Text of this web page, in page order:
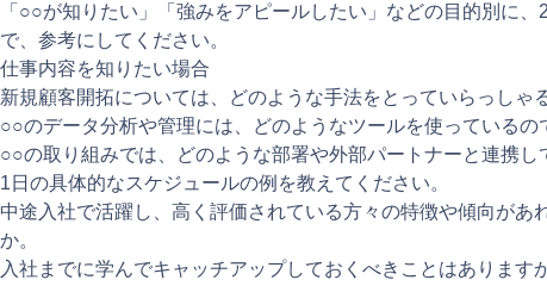
「○○が知りたい」「強みをアピールしたい」などの目的別に
で、参考にしてください。
仕事内容を知りたい場合
新規顧客開拓については、どのような手法をとっていらっしゃ
○○のデータ分析や管理には、どのようなツールを使っているの
○○の取り組みでは、どのような部署や外部パートナーと連携し
1日の具体的なスケジュールの例を教えてください。
中途入社で活躍し、高く評価されている方々の特徴や傾向があ
か。
入社までに学んでキャッチアップしておくべきことはありますか